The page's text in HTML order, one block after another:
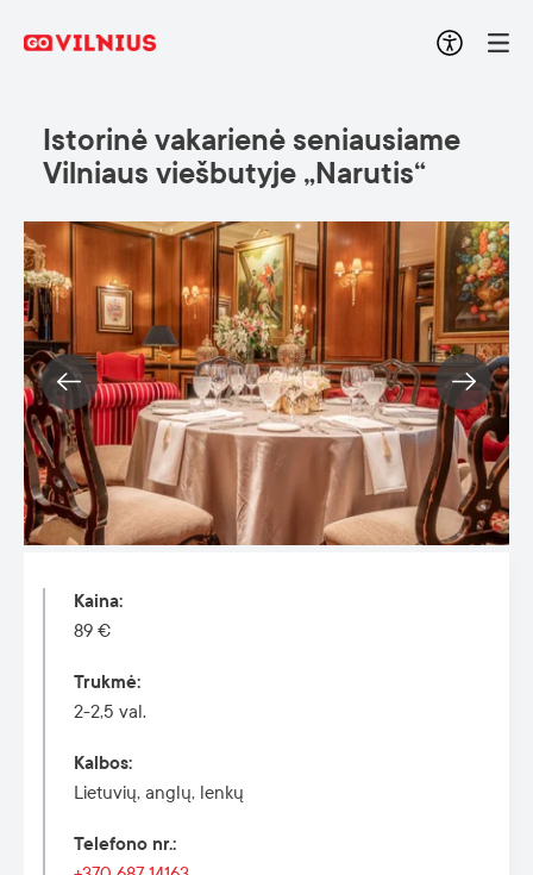
Istorinė vakarienė seniausiame
Vilniaus viešbutyje „Narutis“
Kaina:
89 €
Trukmė:
2-2,5 val.
Kalbos:
Lietuvių, anglų, lenkų
Telefono nr.: